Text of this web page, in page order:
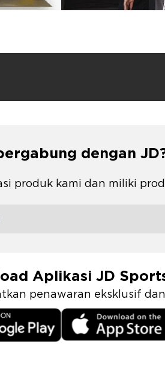
dengan
produk kami dan miliki
Aplikasi JD
penawaran eksklusif